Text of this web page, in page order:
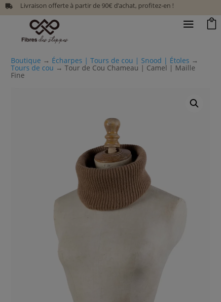
 Livraison offerte à partir de 90€ d’achat, profitez-en !

Boutique → Écharpes | Tours de cou | Snood | Étoles →
Tours de cou → Tour de Cou Chameau | Camel | Maille
Fine